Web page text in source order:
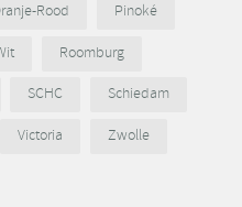
Rood
Pinoké
Roomburg
SCHC
Schiedam
Victoria Zwolle